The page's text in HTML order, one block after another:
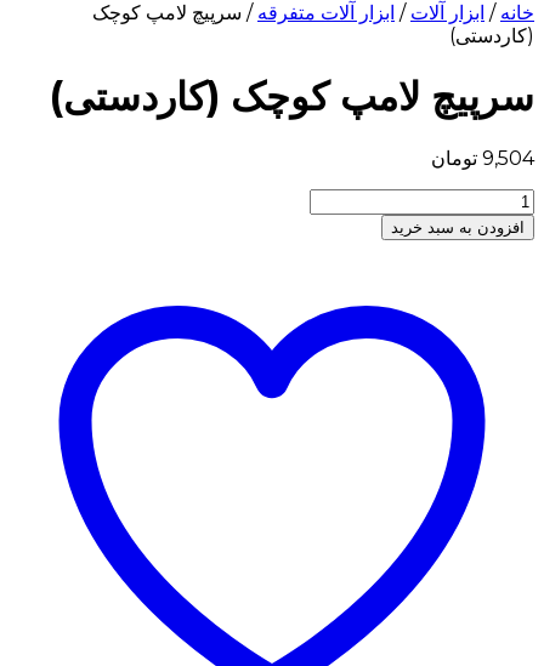
خانه / ابزار آلات / ابزار آلات متفرقه / سرپیچ لامپ کوچک
(کاردستی)
سرپیچ لامپ کوچک (کاردستی)
9,504 تومان
سرپیچ
لامپ
کوچک
افزودن به سبد خرید